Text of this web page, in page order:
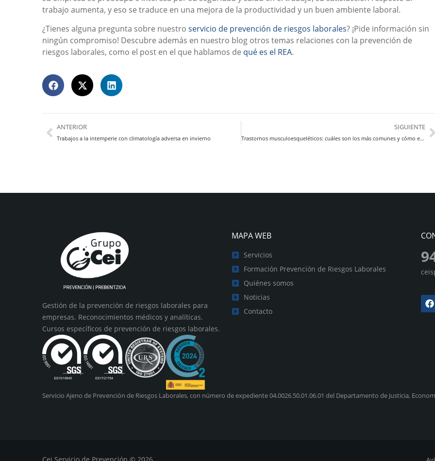
trabajo aumenta, y eso se traduce en una mejora de la productividad y un buen ambiente laboral.
¿Tienes alguna pregunta sobre nuestro servicio de prevención de riesgos laborales? ¡Pide información sin
ningún compromiso! Descubre además en nuestro blog otros temas relaciones con la prevención de
riesgos laborales, como el post en el que hablamos de qué es el REA.
ANTERIOR
Trabajos a la intemperie con climatología adversa en invierno
SIGUIENTE
Trastornos musculoesqueléticos: cuáles son los más comunes y cómo evitarlos
Gestión de la prevención de riesgos laborales para
empresas. Reconocimientos médicos y analíticas.
Cursos específicos de prevención de riesgos laborales.
MAPA WEB
Servicios
Formación Prevención de Riesgos Laborales
Quiénes somos
Noticias
Contacto
Servicio Ajeno de Prevención de Riesgos Laborales, con número de expediente 04.0026.50.01.06.01 del Departamento de Justicia,